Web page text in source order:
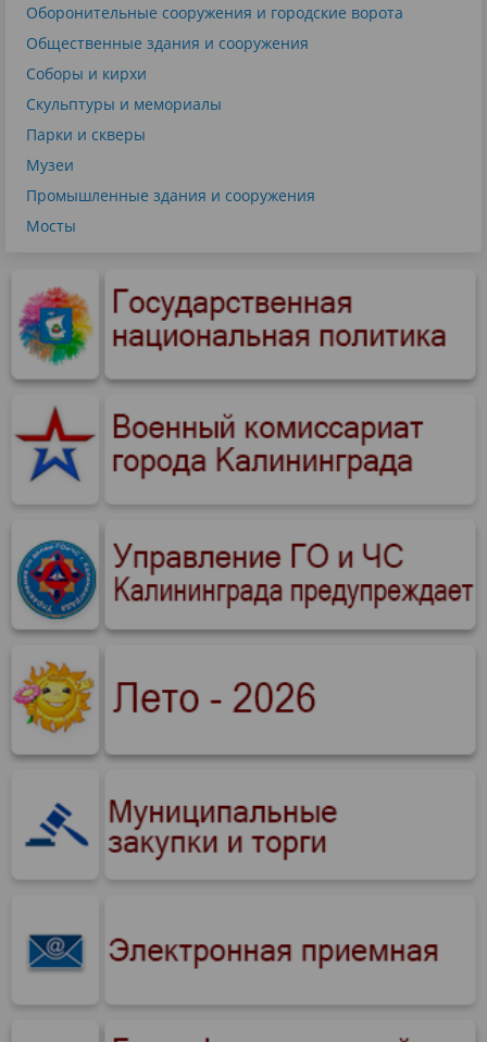
Оборонительные сооружения и городские ворота
Общественные здания и сооружения
Соборы и кирхи
Скульптуры и мемориалы
Парки и скверы
Музеи
Промышленные здания и сооружения
Мосты